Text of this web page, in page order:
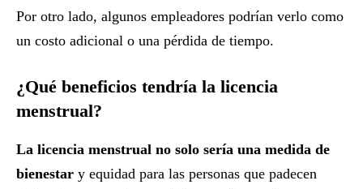
Por otro lado, algunos empleadores podrían verlo como
un costo adicional o una pérdida de tiempo.
¿Qué beneficios tendría la licencia
menstrual?
La licencia menstrual no solo sería una medida de
bienestar y equidad para las personas que padecen